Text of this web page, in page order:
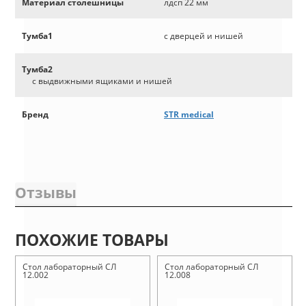
Тумба1 с дверцей и нишей
Тумба2
с выдвижными ящиками и нишей
Бренд STR medical
Отзывы
ПОХОЖИЕ ТОВАРЫ
Стол лабораторный СЛ
12.002
Стол лабораторный СЛ
12.008